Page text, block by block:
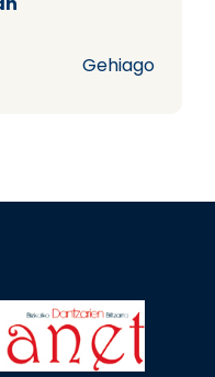
Gehiago